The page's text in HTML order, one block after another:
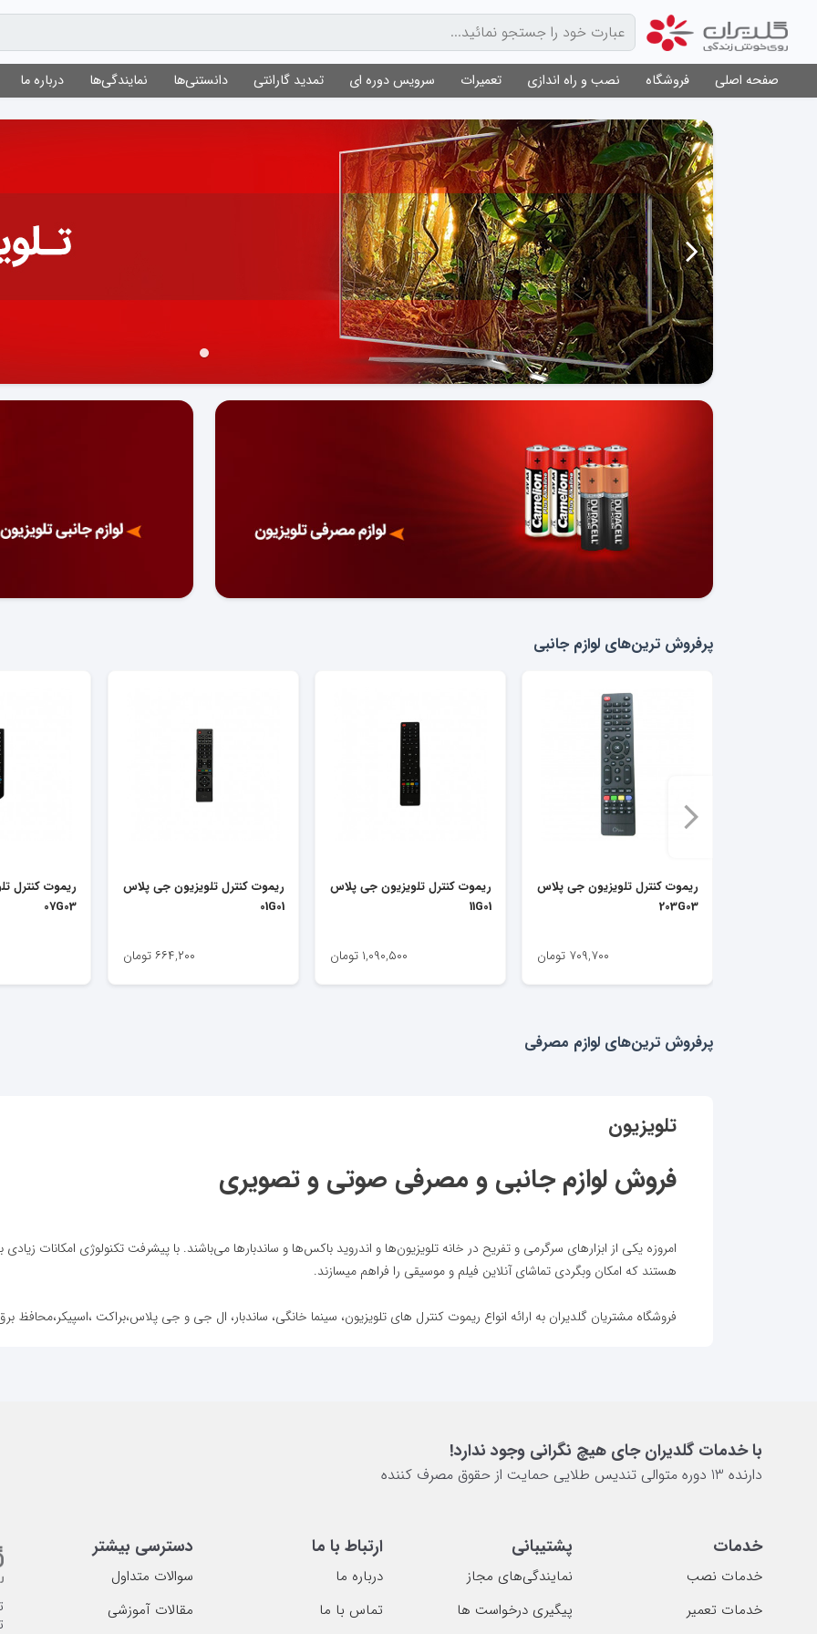
صفحه اصلی فروشگاه نصب و راه اندازی تعمیرات سرویس دوره ای تمدید گارانتی دانستنی‌ها نمایندگی‌ها درباره ما
پرفروش ترین‌های لوازم جانبی
ریموت کنترل تلویزیون جی پلاس
203G03
۷۰۹,۷۰۰ تومان
ریموت کنترل تلویزیون جی پلاس
11G01
۱,۰۹۰,۵۰۰ تومان
ریموت کنترل تلویزیون جی پلاس
01G01
۶۶۴,۲۰۰ تومان
ریموت کنترل
07G03
پرفروش ترین‌های لوازم مصرفی
تلویزیون
فروش لوازم جانبی و مصرفی صوتی و تصویری
امروزه یکی از ابزار‌های سرگرمی و تفریح در خانه تلویزیون‌ها و اندروید باکس‌ها و ساندبار‌ها می‌باشند. با پیشرفت تکنولوژی امکانات
هستند که امکان وبگردی تماشای آنلاین فیلم و موسیقی را فراهم میسازند.
فروشگاه مشتریان گلدیران به ارائه انواع ریموت کنترل های تلویزیون، سینما خانگی، ساندبار، ال جی و جی پلاس،براکت ،اسپیکر،محافظ
با خدمات گلدیران جای هیچ نگرانی وجود ندارد!
دارنده 13 دوره متوالی تندیس طلایی حمایت از حقوق مصرف کننده
خدمات
خدمات نصب
خدمات تعمیر
پشتیبانی
نمایندگی‌های مجاز
پیگیری درخواست ها
ارتباط با ما
درباره ما
تماس با ما
دسترسی بیشتر
سوالات متداول
مقالات آموزشی